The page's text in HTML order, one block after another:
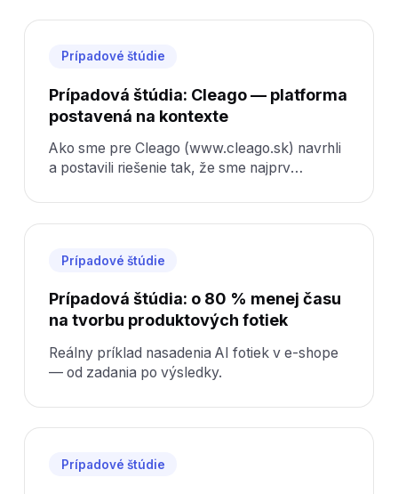
Prípadové štúdie
Prípadová štúdia: Cleago — platforma
postavená na kontexte
Ako sme pre Cleago (www.cleago.sk) navrhli
a postavili riešenie tak, že sme najprv
Prípadové štúdie
Prípadová štúdia: o 80 % menej času
na tvorbu produktových fotiek
Reálny príklad nasadenia AI fotiek v e-shope
— od zadania po výsledky.
Prípadové štúdie